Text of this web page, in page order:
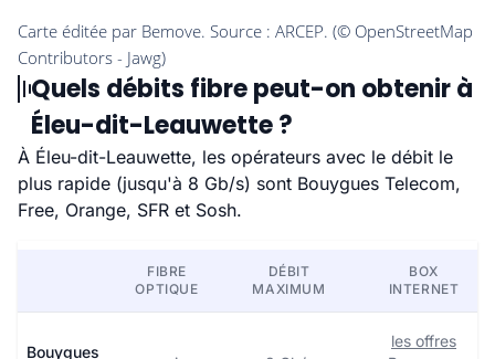
Quels débits fibre peut-on obtenir à
Éleu-dit-Leauwette ?
À Éleu-dit-Leauwette, les opérateurs avec le débit le
plus rapide (jusqu'à 8 Gb/s) sont Bouygues Telecom,
Free, Orange, SFR et Sosh.
FIBRE
OPTIQUE
DÉBIT
MAXIMUM
BOX
INTERNET
Bouygues
les offres